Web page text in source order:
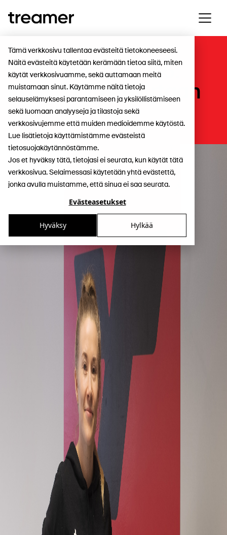
Tämä verkkosivu tallentaa evästeitä tietokoneeseesi.
Näitä evästeitä käytetään kerämään tietoa siitä, miten
käytät verkkosivuamme, sekä auttamaan meitä
muistamaan sinut. Käytämme näitä tietoja
selauselämyksesi parantamiseen ja yksilöllistämiseen
sekä luomaan analyyseja ja tilastoja sekä
verkkosivujemme että muiden medioidemme käytöstä.
Lue lisätietoja käyttämistämme evästeistä
tietosuojakäytännöstämme.
Jos et hyväksy tätä, tietojasi ei seurata, kun käytät tätä
verkkosivua. Selaimessasi käytetään yhtä evästettä,
jonka avulla muistamme, että sinua ei saa seurata.
Evästeasetukset
Hyväksy Hylkää
Treamer Q2/2025:
Kasvua vastavirtaan
Uutiset